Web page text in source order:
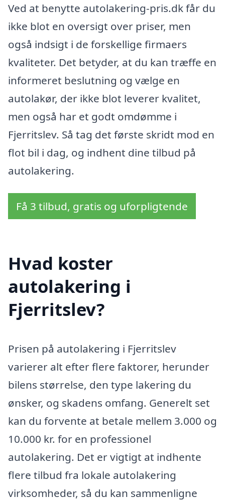
Ved at benytte autolakering-pris.dk får du
ikke blot en oversigt over priser, men
også indsigt i de forskellige firmaers
kvaliteter. Det betyder, at du kan træffe en
informeret beslutning og vælge en
autolakør, der ikke blot leverer kvalitet,
men også har et godt omdømme i
Fjerritslev. Så tag det første skridt mod en
flot bil i dag, og indhent dine tilbud på
autolakering.
Få 3 tilbud, gratis og uforpligtende
Hvad koster
autolakering i
Fjerritslev?
Prisen på autolakering i Fjerritslev
varierer alt efter flere faktorer, herunder
bilens størrelse, den type lakering du
ønsker, og skadens omfang. Generelt set
kan du forvente at betale mellem 3.000 og
10.000 kr. for en professionel
autolakering. Det er vigtigt at indhente
flere tilbud fra lokale autolakering
virksomheder, så du kan sammenligne